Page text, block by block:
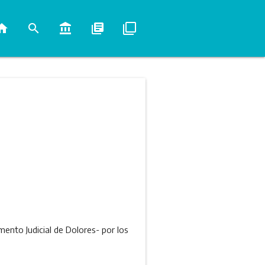
search account_balance library_books filter_none
Judicial de Dolores- por los